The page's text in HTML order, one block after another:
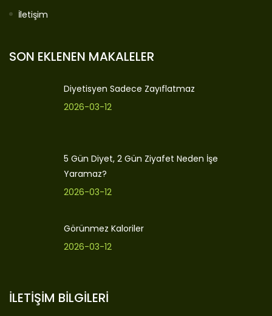
İletişim
SON EKLENEN MAKALELER
Diyetisyen Sadece Zayıflatmaz
2026-03-12
5 Gün Diyet, 2 Gün Ziyafet Neden İşe
Yaramaz?
2026-03-12
Görünmez Kaloriler
2026-03-12
İLETİŞİM BİLGİLERİ